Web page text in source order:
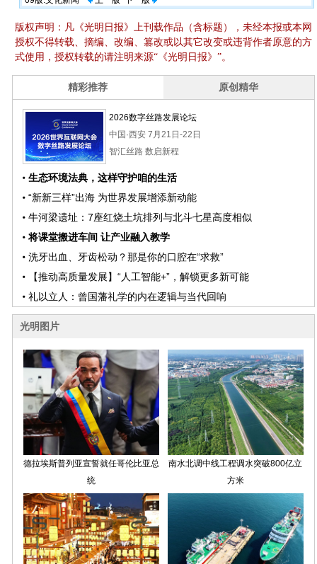
版权声明：凡《光明日报》上刊载作品（含标题），未经本报或本网
授权不得转载、摘编、改编、篡改或以其它改变或违背作者原意的方
式使用，授权转载的请注明来源“《光明日报》”。